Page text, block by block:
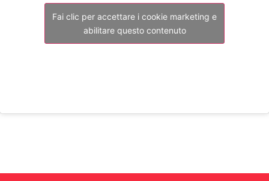
Fai clic per accettare i cookie marketing e
abilitare questo contenuto